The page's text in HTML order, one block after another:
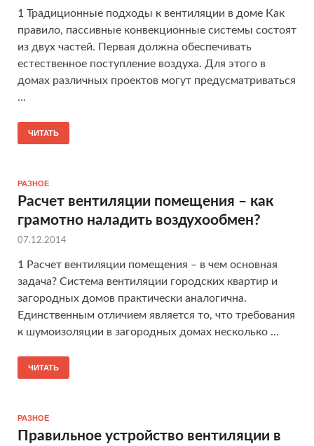
1 Традиционные подходы к вентиляции в доме Как
правило, пассивные конвекционные системы состоят
из двух частей. Первая должна обеспечивать
естественное поступление воздуха. Для этого в
домах различных проектов могут предусматриваться
...
ЧИТАТЬ
РАЗНОЕ
Расчет вентиляции помещения – как
грамотно наладить воздухообмен?
07.12.2014
1 Расчет вентиляции помещения – в чем основная
задача? Система вентиляции городских квартир и
загородных домов практически аналогична.
Единственным отличием является то, что требования
к шумоизоляции в загородных домах несколько ...
ЧИТАТЬ
РАЗНОЕ
Правильное устройство вентиляции в